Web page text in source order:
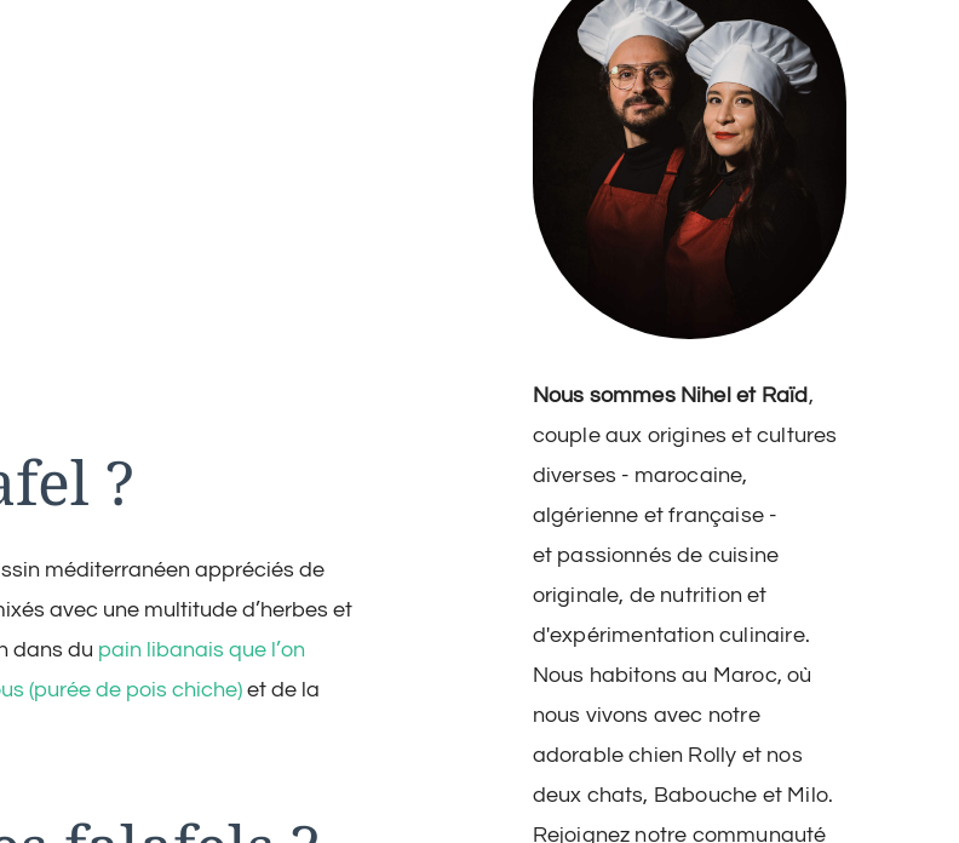
?
méditerranéen appréciés de
avec une multitude d’herbes et
dans du pain libanais que l’on
(purée de pois chiche) et de la
Nous sommes Nihel et Raïd,
couple aux origines et cultures
diverses - marocaine,
algérienne et française -
et passionnés de cuisine
originale, de nutrition et
d'expérimentation culinaire.
Nous habitons au Maroc, où
nous vivons avec notre
adorable chien Rolly et nos
deux chats, Babouche et Milo.
Rejoignez notre communauté